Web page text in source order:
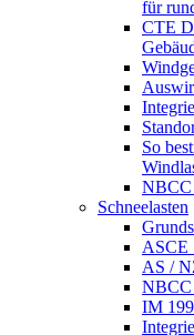
für
CTE
So
NBCC
Schneelasten
ASCE
AS /
NBCC
IM